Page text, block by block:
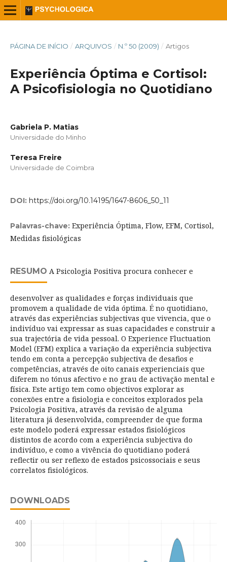
PÁGINA DE INÍCIO / ARQUIVOS / N.º 50 (2009) / Artigos
Experiência Óptima e Cortisol:
A Psicofisiologia no Quotidiano
Gabriela P. Matias
Universidade do Minho
Teresa Freire
Universidade de Coimbra
DOI: https://doi.org/10.14195/1647-8606_50_11
Palavras-chave: Experiência Óptima, Flow, EFM, Cortisol,
Medidas fisiológicas
RESUMO A Psicologia Positiva procura conhecer e
desenvolver as qualidades e forças individuais que
promovem a qualidade de vida óptima. É no quotidiano,
através das experiências subjectivas que vivencia, que o
indivíduo vai expressar as suas capacidades e construir a
sua trajectória de vida pessoal. O Experience Fluctuation
Model (EFM) explica a variação da experiência subjectiva
tendo em conta a percepção subjectiva de desafios e
competências, através de oito canais experienciais que
diferem no tónus afectivo e no grau de activação mental e
física. Este artigo tem como objectivos explorar as
conexões entre a fisiologia e conceitos explorados pela
Psicologia Positiva, através da revisão de alguma
literatura já desenvolvida, compreender de que forma
este modelo poderá expressar estados fisiológicos
distintos de acordo com a experiência subjectiva do
indivíduo, e como a vivência do quotidiano poderá
reflectir ou ser reflexo de estados psicossociais e seus
correlatos fisiológicos.
DOWNLOADS